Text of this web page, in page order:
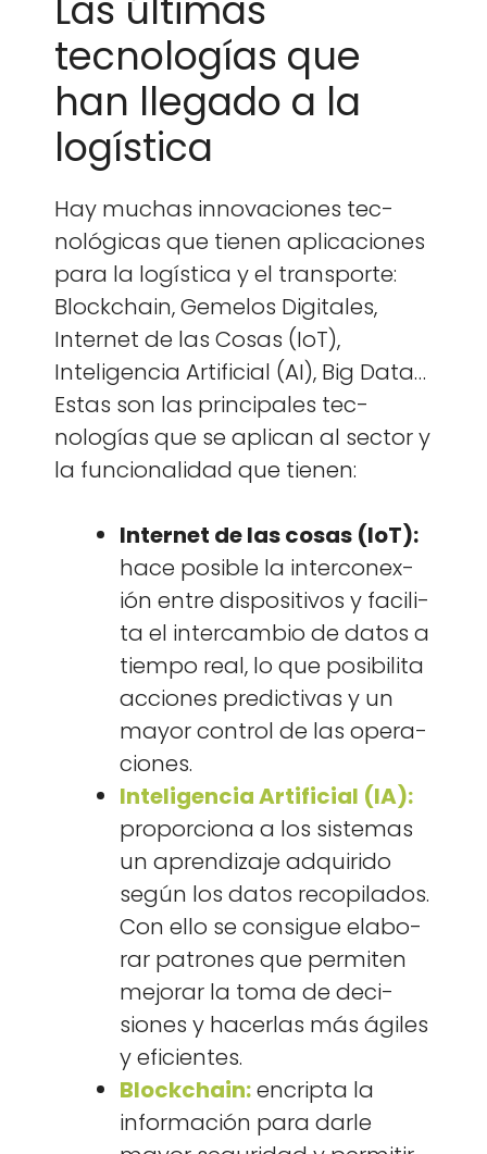
tecnologías que
han llegado a la
logística
Hay muchas inno­va­ciones tec­
nológ­i­cas que tienen apli­ca­ciones
para la logís­ti­ca y el trans­porte:
Blockchain, Geme­los Dig­i­tales,
Inter­net de las Cosas (IoT),
Inteligen­cia Arti­fi­cial (AI), Big Data…
Estas son las prin­ci­pales tec­
nologías que se apli­can al sec­tor y
la fun­cional­i­dad que tienen:
Inter­net de las cosas (IoT):
hace posi­ble la inter­conex­
ión entre dis­pos­i­tivos y facili­
ta el inter­cam­bio de datos a
tiem­po real, lo que posi­bili­ta
acciones pre­dic­ti­vas y un
may­or con­trol de las opera­
ciones.
Inteligen­cia Arti­fi­cial (IA):
pro­por­ciona a los sis­temas
un apren­diza­je adquiri­do
según los datos recopi­la­dos.
Con ello se con­sigue elab­o­
rar patrones que per­miten
mejo­rar la toma de deci­
siones y hac­er­las más ágiles
y efi­cientes.
Blockchain:encrip­ta la
infor­ma­ción para dar­le